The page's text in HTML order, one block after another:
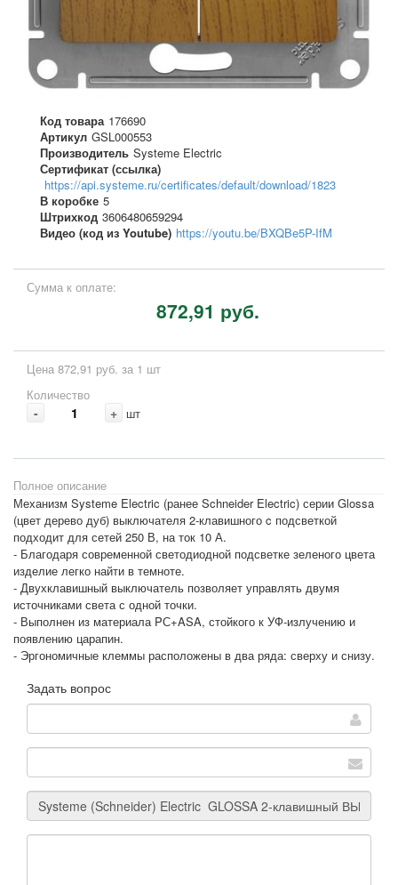
Код товара 176690
Артикул GSL000553
Производитель Systeme Electric
Сертификат (ссылка)
https://api.systeme.ru/certificates/default/download/1823
В коробке 5
Штрихкод 3606480659294
Видео (код из Youtube) https://youtu.be/BXQBe5P-IfM
Сумма к оплате:
872,91 руб.
Цена 872,91 руб. за 1 шт
Количество
- + шт
Полное описание
Механизм Systeme Electric (ранее Schneider Electric) серии Glossa
(цвет дерево дуб) выключателя 2-клавишного c подсветкой
подходит для сетей 250 В, на ток 10 А.
- Благодаря современной светодиодной подсветке зеленого цвета
изделие легко найти в темноте.
- Двухклавишный выключатель позволяет управлять двумя
источниками света с одной точки.
- Выполнен из материала PС+ASA, стойкого к УФ-излучению и
появлению царапин.
- Эргономичные клеммы расположены в два ряда: сверху и снизу.
Задать вопрос